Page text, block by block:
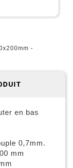
-
en bas
0,7mm.
mm